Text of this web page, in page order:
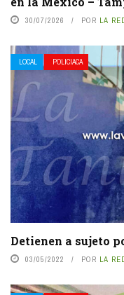
30/07/2026 POR LA
LOCAL POLICIACA
Detienen a sujeto
03/05/2022 POR LA